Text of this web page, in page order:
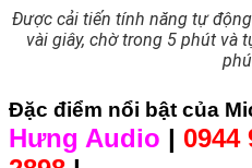
Được cải tiến tính năng tự
vài giây, chờ trong 5 phút và
Đặc điểm nổi bật của
Hưng Audio | 0944